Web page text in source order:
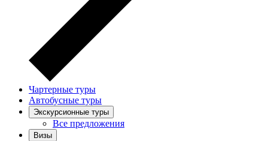
Чартерные туры
Автобусные туры
Экскурсионные туры
Все предложения
Визы